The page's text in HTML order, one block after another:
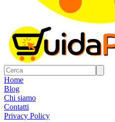
Home
Blog
Chi siamo
Contatti
Privacy Policy